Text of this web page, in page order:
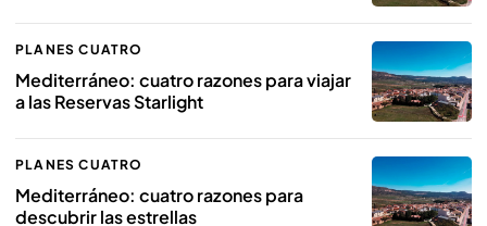
PLANES CUATRO
Mediterráneo: cuatro razones para viajar
a las Reservas Starlight
PLANES CUATRO
Mediterráneo: cuatro razones para
descubrir las estrellas